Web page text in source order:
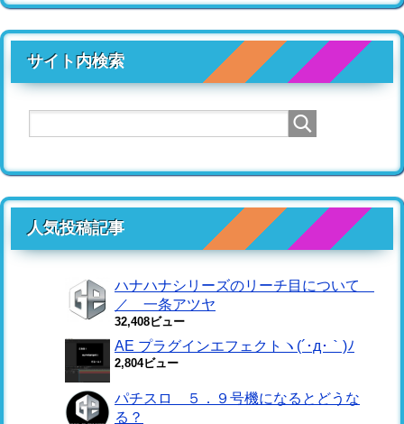
サイト内検索
人気投稿記事
ハナハナシリーズのリーチ目について
／ 一条アツヤ
32,408ビュー
AE プラグインエフェクトヽ(´･д･｀)ﾉ
2,804ビュー
パチスロ ５．９号機になるとどうな
る？